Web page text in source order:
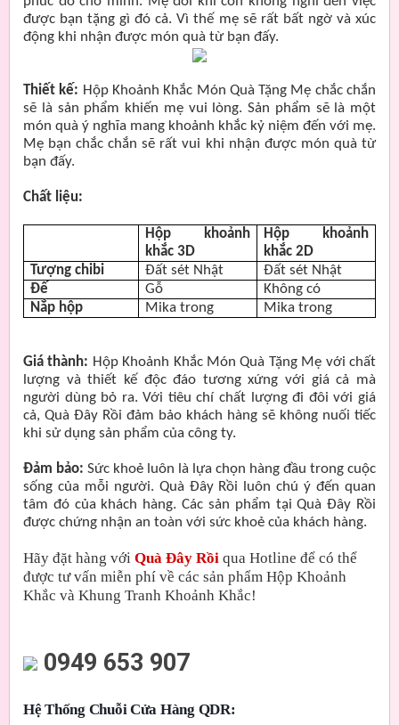
được bạn tặng gì đó cả. Vì thế mẹ sẽ rất bất ngờ và xúc
động khi nhận được món quà từ bạn đấy.
Thiết kế: Hộp Khoảnh Khắc Món Quà Tặng Mẹ chắc chắn
sẽ là sản phẩm khiến mẹ vui lòng. Sản phẩm sẽ là một
món quà ý nghĩa mang khoảnh khắc kỷ niệm đến với mẹ.
Mẹ bạn chắc chắn sẽ rất vui khi nhận được món quà từ
bạn đấy.
Chất liệu:
Hộp khoảnh
khắc 3D
Hộp khoảnh
khắc 2D
Tượng chibi
Đất sét Nhật
Đất sét Nhật
Đế
Gỗ
Không có
Nắp hộp
Mika trong Mika trong
Giá thành: Hộp Khoảnh Khắc Món Quà Tặng Mẹ với chất
lượng và thiết kế độc đáo tương xứng với giá cả mà
người dùng bỏ ra. Với tiêu chí chất lượng đi đôi với giá
cả, Quà Đây Rồi đảm bảo khách hàng sẽ không nuối tiếc
khi sử dụng sản phẩm của công ty.
Đảm bảo: Sức khoẻ luôn là lựa chọn hàng đầu trong cuộc
sống của mỗi người. Quà Đây Rồi luôn chú ý đến quan
tâm đó của khách hàng. Các sản phẩm tại Quà Đây Rồi
được chứng nhận an toàn với sức khoẻ của khách hàng.
Hãy đặt hàng với Quà Đây Rồi qua Hotline để có thể
được tư vấn miễn phí về các sản phẩm Hộp Khoảnh
Khắc và Khung Tranh Khoảnh Khắc!
0949 653 907
Hệ Thống Chuỗi Cửa Hàng QDR: